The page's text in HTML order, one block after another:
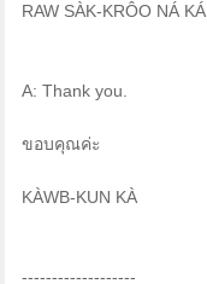
RAW SÀK-KRÔO NÁ KÁ
A: Thank you.
ขอบคุณค่ะ
KÀWB-KUN KÀ
-------------------